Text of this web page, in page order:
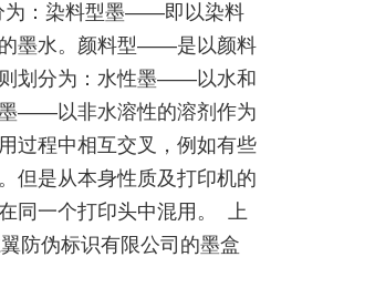
为：染料型墨——即以染料
墨水。颜料型——是以颜料
划分为：水性墨——以水和
——以非水溶性的溶剂作为
过程中相互交叉，例如有些
但是从本身性质及打印机的
同一个打印头中混用。 上
防伪标识有限公司的墨盒